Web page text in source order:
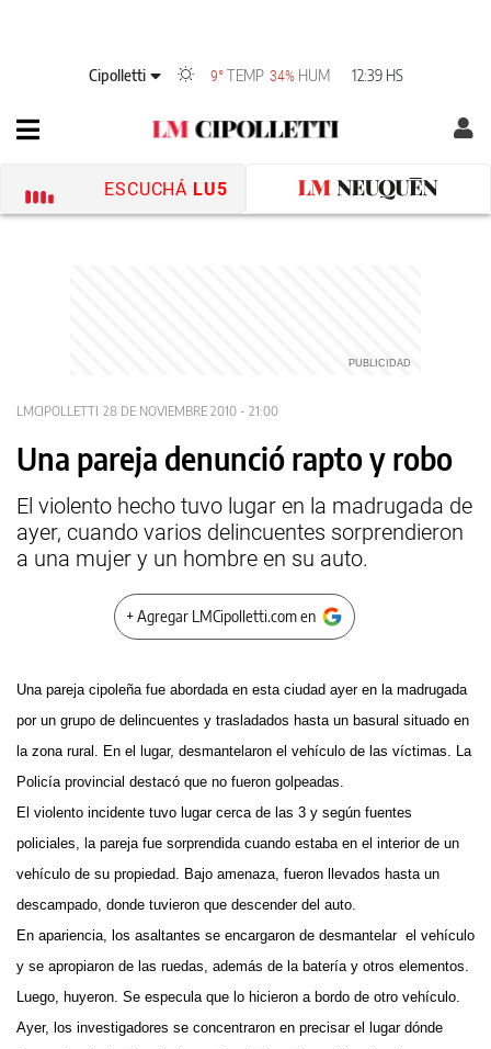
Cipolletti 9° TEMP 34% HUM 12:39 HS
ESCUCHÁ LU5
LMCIPOLLETTI 28 DE NOVIEMBRE 2010 - 21:00
Una pareja denunció rapto y robo
El violento hecho tuvo lugar en la madrugada de
ayer, cuando varios delincuentes sorprendieron
a una mujer y un hombre en su auto.
+ Agregar LMCipolletti.com en
Una pareja cipoleña fue abordada en esta ciudad ayer en la madrugada
por un grupo de delincuentes y trasladados hasta un basural situado en
la zona rural. En el lugar, desmantelaron el vehículo de las víctimas. La
Policía provincial destacó que no fueron golpeadas.
El violento incidente tuvo lugar cerca de las 3 y según fuentes
policiales, la pareja fue sorprendida cuando estaba en el interior de un
vehículo de su propiedad. Bajo amenaza, fueron llevados hasta un
descampado, donde tuvieron que descender del auto.
En apariencia, los asaltantes se encargaron de desmantelar el vehículo
y se apropiaron de las ruedas, además de la batería y otros elementos.
Luego, huyeron. Se especula que lo hicieron a bordo de otro vehículo.
Ayer, los investigadores se concentraron en precisar el lugar dónde